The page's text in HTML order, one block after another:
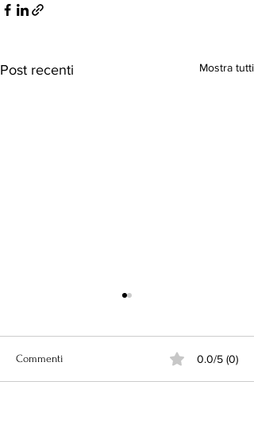
Post recenti Mostra tutti
Commenti 0.0/5 (0)